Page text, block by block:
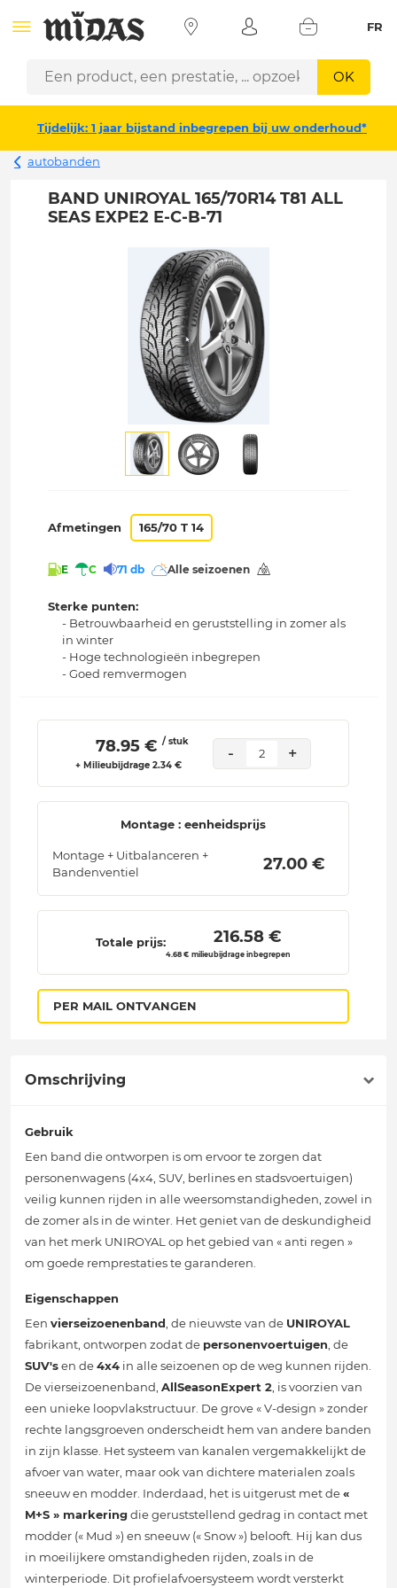
FR
OK
Tijdelijk: 1 jaar bijstand inbegrepen bij uw onderhoud*
autobanden
BAND UNIROYAL 165/70R14 T81 ALL
SEAS EXPE2 E-C-B-71
Afmetingen 165/70 T 14
E C 71 db Alle seizoenen
Sterke punten:
- Betrouwbaarheid en geruststelling in zomer als
in winter
- Hoge technologieën inbegrepen
- Goed remvermogen
78.95 € / stuk
+ Milieubijdrage 2.34 €
- 2 +
Montage : eenheidsprijs
Montage + Uitbalanceren +
Bandenventiel
27.00 €
Totale prijs: 216.58 €
4.68 € milieubijdrage inbegrepen
PER MAIL ONTVANGEN
Omschrijving
Gebruik
Een band die ontworpen is om ervoor te zorgen dat
personenwagens (4x4, SUV, berlines en stadsvoertuigen)
veilig kunnen rijden in alle weersomstandigheden, zowel in
de zomer als in de winter. Het geniet van de deskundigheid
van het merk UNIROYAL op het gebied van « anti regen »
om goede remprestaties te garanderen.
Eigenschappen
Een vierseizoenenband, de nieuwste van de UNIROYAL
fabrikant, ontworpen zodat de personenvoertuigen, de
SUV'sen de4x4 in alle seizoenen op de weg kunnen rijden.
De vierseizoenenband, AllSeasonExpert 2, is voorzien van
een unieke loopvlakstructuur. De grove « V-design » zonder
rechte langsgroeven onderscheidt hem van andere banden
in zijn klasse. Het systeem van kanalen vergemakkelijkt de
afvoer van water, maar ook van dichtere materialen zoals
sneeuw en modder. Inderdaad, het is uitgerust met de«
M+S » markeringdie geruststellend gedrag in contact met
modder (« Mud ») en sneeuw (« Snow ») belooft. Hij kan dus
in moeilijkere omstandigheden rijden, zoals in de
winterperiode. Dit profielafvoersysteem wordt versterkt